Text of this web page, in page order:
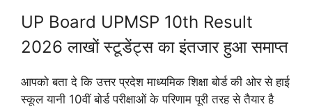
UP Board UPMSP 10th Result
2026 लाखों स्टूडेंट्स का इंतजार हुआ समाप्त
आपको बता दे कि उत्तर प्रदेश माध्यमिक शिक्षा बोर्ड की ओर से हाई
स्कूल यानी 10वीं बोर्ड परीक्षाओं के परिणाम पूरी तरह से तैयार है